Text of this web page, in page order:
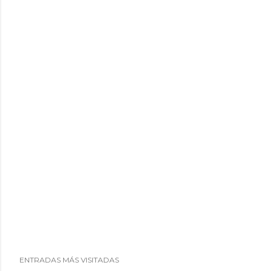
ENTRADAS MÁS VISITADAS